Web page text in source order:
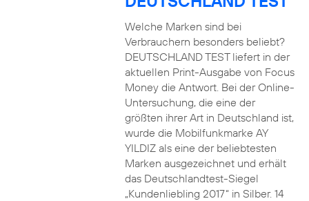
Welche Marken sind bei
Verbrauchern besonders beliebt?
DEUTSCHLAND TEST liefert in der
aktuellen Print-Ausgabe von Focus
Money die Antwort. Bei der Online-
Untersuchung, die eine der
größten ihrer Art in Deutschland ist,
wurde die Mobilfunkmarke AY
YILDIZ als eine der beliebtesten
Marken ausgezeichnet und erhält
das Deutschlandtest-Siegel
„Kundenliebling 2017“ in Silber. 14